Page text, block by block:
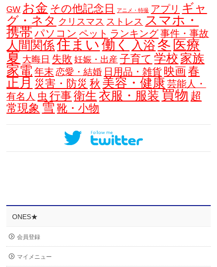
GW お金 その他記念日 アニメ・特撮 アプリ ギャ
グ・ネタ クリスマス ストレス スマホ・
携帯 パソコン ペット ランキング事件・事故
人間関係住まい 働く 入浴 冬 医療
夏 大晦日 失敗 妊娠・出産 子育て 学校 家族
家電 年末 恋愛・結婚 日用品・雑貨 映画 春
正月 災害・防災 秋 美容・健康 芸能人・
有名人 虫 行事 衛生 衣服・服装 買物 超
常現象 雪 靴・小物
ONES★
会員登録
マイメニュー